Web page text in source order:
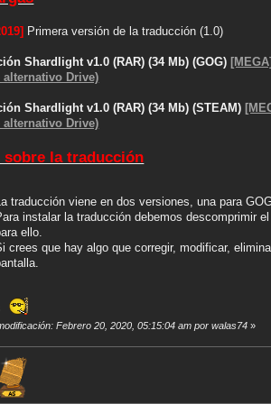
Primera versión de la traducción (1.0)
Shardlight v1.0 (RAR) (34 Mb) (GOG)
alternativo Drive)
Shardlight v1.0 (RAR) (34 Mb) (STEAM)
alternativo Drive)
sobre la traducción
traducción viene en dos versiones, una para
instalar la traducción debemos descomprimir
ello.
crees que hay algo que corregir, modificar,
Febrero 20, 2020, 05:15:04 am por walas74 »